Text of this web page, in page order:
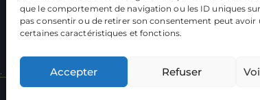
que le comportement de navigation ou les ID uniques
pas consentir ou de retirer son consentement peut avoir
certaines caractéristiques et fonctions.
Accepter Refuser